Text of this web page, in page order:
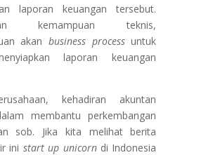
laporan keuangan tersebut.
kemampuan teknis,
akan business processuntuk
laporan keuangan
kehadiran akuntan
membantu perkembangan
sob. Jika kita melihat berita
ini start up unicorn di Indonesia